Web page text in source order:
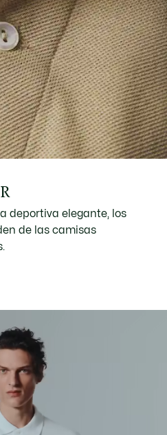
deportiva elegante, los
de las camisas